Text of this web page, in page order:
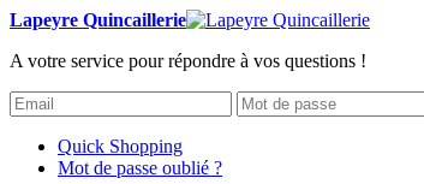
Lapeyre Quincaillerie
A votre service pour répondre à vos questions !
Quick Shopping
Mot de passe oublié ?